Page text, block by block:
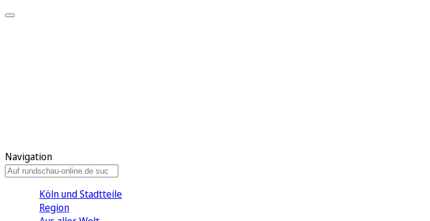
Navigation
Köln und Stadtteile
Region